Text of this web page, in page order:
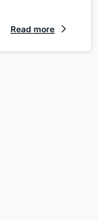
Read more